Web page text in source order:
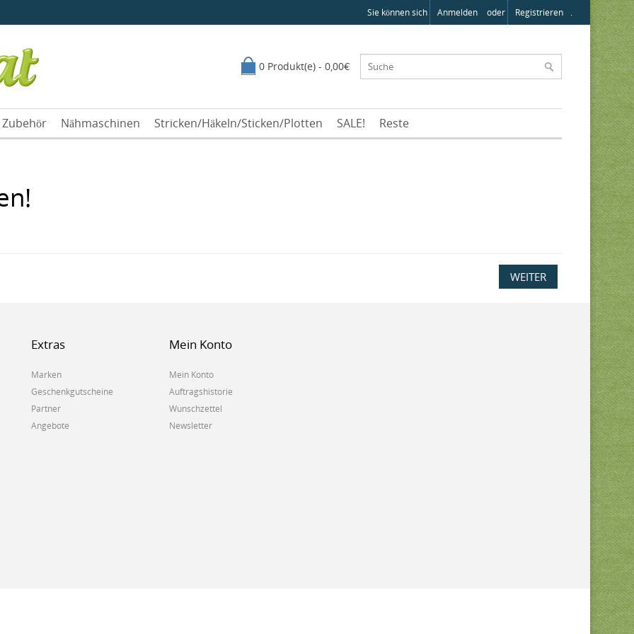
Sie können sich Anmelden oder Registrieren .
0 Produkt(e) - 0,00€
Zubehör Nähmaschinen Stricken/Häkeln/Sticken/Plotten SALE! Reste
WEITER
Extras
Marken
Geschenkgutscheine
Partner
Angebote
Mein Konto
Mein Konto
Auftragshistorie
Wunschzettel
Newsletter